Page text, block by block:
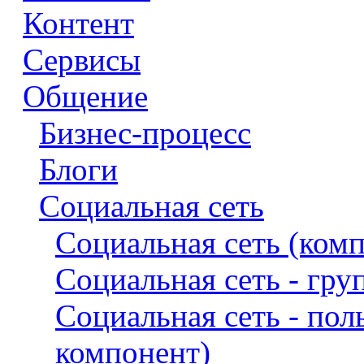
Контент
Сервисы
Общение
Бизнес-процесс
Блоги
Социальная сеть
Социальная сеть
Социальная сеть -
Социальная сеть -
компонент)